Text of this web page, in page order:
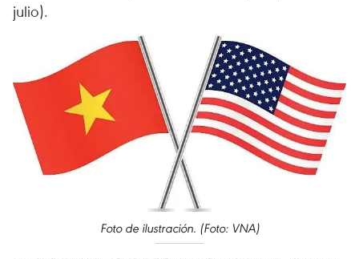
julio).
Foto de ilustración. (Foto: VNA)